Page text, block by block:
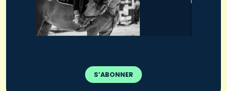
S’ABONNER